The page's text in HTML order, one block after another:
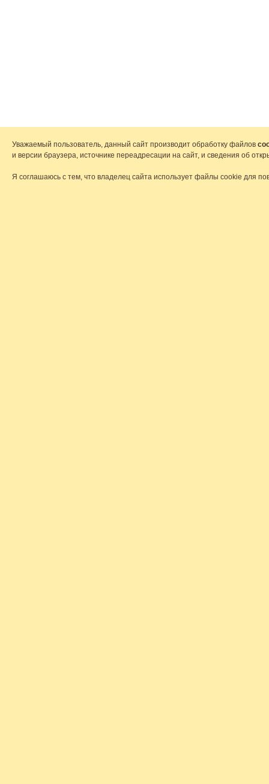
Уважаемый пользователь, данный сайт производит обработку файлов
и версии браузера, источнике переадресации на сайт, и сведения об
Я соглашаюсь с тем, что владелец сайта использует файлы cookie для